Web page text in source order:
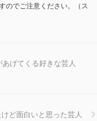
のでご注意ください。（ス
げてくる好きな芸人
ど面白いと思った芸人